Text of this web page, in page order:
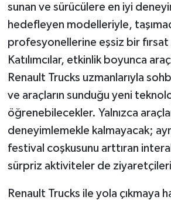
sunan ve sürücülere en iyi
hedefleyen modelleriyle,
profesyonellerine eşsiz bir fırsat
Katılımcılar, etkinlik boyunca
Renault Trucks uzmanlarıyla
ve araçların sunduğu yeni
öğrenebilecekler. Yalnızca
deneyimlemekle kalmayacak;
festival coşkusunu arttıran
sürpriz aktiviteler de
Renault Trucks ile yola çıkmaya